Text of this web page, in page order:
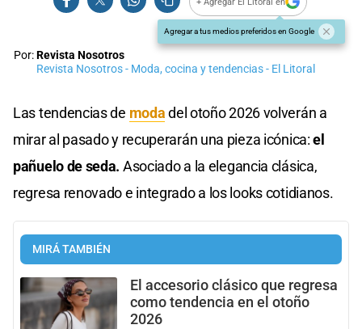
Agregar a tus medios preferidos en Google
Por:Revista Nosotros
Revista Nosotros - Moda, cocina y tendencias - El Litoral
Las tendencias de modadel otoño 2026 volverán a
mirar al pasado y recuperarán una pieza icónica:el
pañuelo de seda. Asociado a la elegancia clásica,
regresa renovado e integrado a los looks cotidianos.
MIRÁ TAMBIÉN
El accesorio clásico que regresa
como tendencia en el otoño
2026